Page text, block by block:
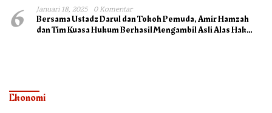
6 Januari 18, 2025 0 Komentar
Bersama Ustadz Darul dan Tokoh Pemuda, Amir Hamzah
dan Tim Kuasa Hukum Berhasil Mengambil Asli Alas Hak
Ekonomi